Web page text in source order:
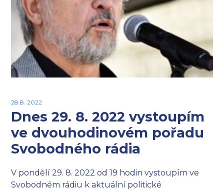
28.8. 2022
Dnes 29. 8. 2022 vystoupím
ve dvouhodinovém pořadu
Svobodného rádia
V pondělí 29. 8. 2022 od 19 hodin vystoupím ve
Svobodném rádiu k aktuální politické